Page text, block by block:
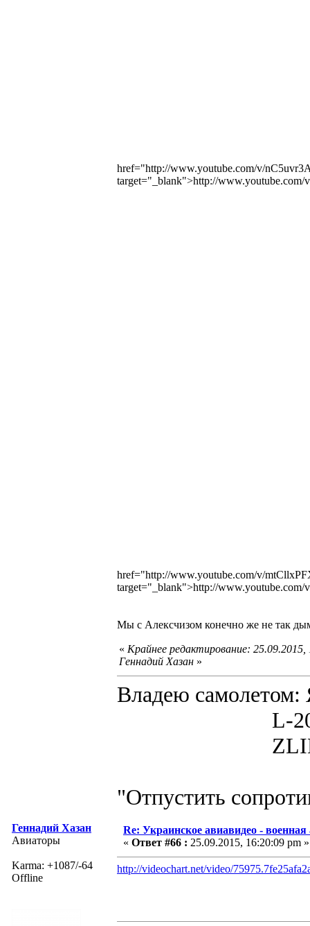
href="http://www.youtube.com/v/
target="_blank">http://
href="http://www.youtube.com/v/
target="_blank">http://
Мы с Алексчизом конечно же не так
« Крайнее редактирование:
Геннадий Хазан »
Владею
L-200D
ZLIN 526
"Отпустить
Геннадий Хазан
Авиаторы
Karma: +1087/-64
Offline
Re: Украинское авиавидео -
« Ответ #66 : 25.09.2015, 16:20:09 pm »
http://videochart.net/video/